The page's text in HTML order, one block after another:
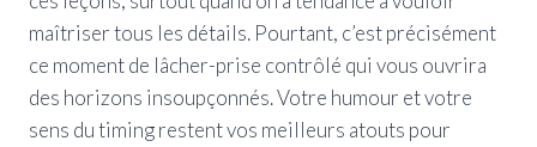
maîtriser tous les détails. Pourtant, c’est précisément
ce moment de lâcher-prise contrôlé qui vous ouvrira
des horizons insoupçonnés. Votre humour et votre
sens du timing restent vos meilleurs atouts pour